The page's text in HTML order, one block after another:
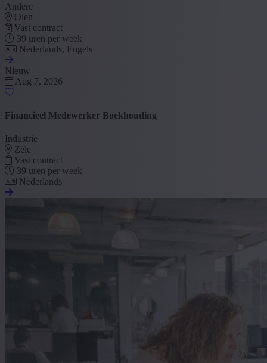
Andere
Olen
Vast contract
39 uren per week
Nederlands, Engels
Nieuw
Aug 7, 2026
Financieel Medewerker Boekhouding
Industrie
Zele
Vast contract
39 uren per week
Nederlands